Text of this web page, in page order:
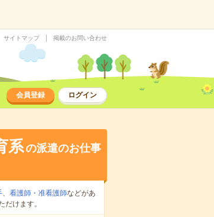
サイトマップ 掲載のお問い合わせ
会員登録 ログイン
系の派遣のお仕事
、 看護師・准看護師などがあ
けます。